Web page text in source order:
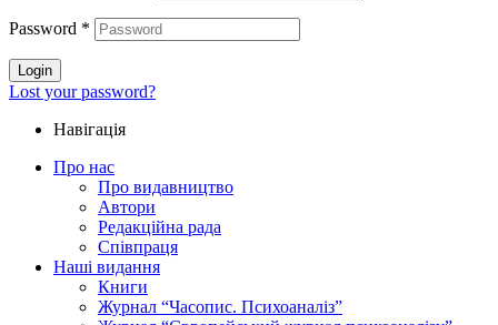
Password *
Login
Lost your password?
Навігація
Про нас
Про видавництво
Автори
Редакційна рада
Співпраця
Наші видання
Книги
Журнал “Часопис. Психоаналіз”